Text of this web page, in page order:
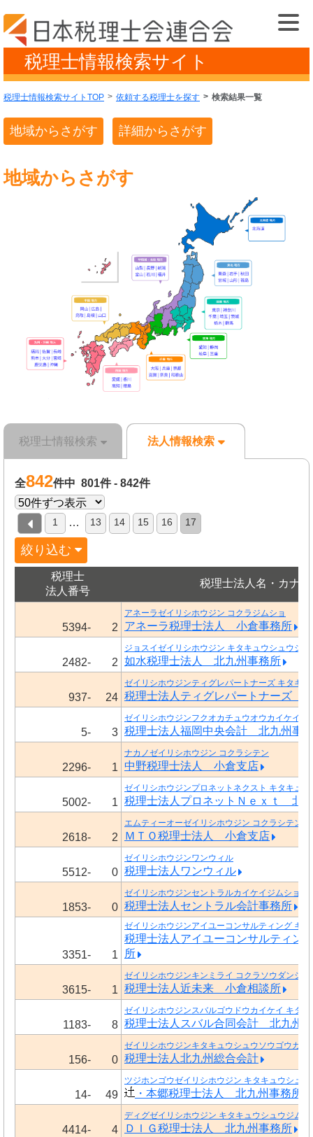
税理士情報検索サイト
税理士情報検索サイトTOP 依頼する税理士を探す 検索結果一覧
地域からさがす 詳細からさがす
地域からさがす
税理士情報検索 法人情報検索
全842件中 801件 - 842件
1 … 13 14 15 16 17
絞り込む
税理士
法人番号
税理士法人名・カナ
5394- 2
アネーラゼイリシホウジン コクラジムショ
アネーラ税理士法人 小倉事務所
2482- 2
ジョスイゼイリシホウジン キタキュウシュウジム
如水税理士法人 北九州事務所
937- 24
ゼイリシホウジンティグレパートナーズ キタキュ
税理士法人ティグレパートナーズ
5- 3
ゼイリシホウジンフクオカチュウオウカイケイ
税理士法人福岡中央会計 北九州事
2296- 1
ナカノゼイリシホウジン コクラシテン
中野税理士法人 小倉支店
5002- 1
ゼイリシホウジンプロネットネクスト キタキュウ
税理士法人プロネットＮｅｘｔ 北
2618- 2
エムティーオーゼイリシホウジン コクラシテン
ＭＴＯ税理士法人 小倉支店
5512- 0
ゼイリシホウジンワンウィル
税理士法人ワンウィル
1853- 0
ゼイリシホウジンセントラルカイケイジムショ
税理士法人セントラル会計事務所
3351- 1
ゼイリシホウジンアイユーコンサルティング キ
税理士法人アイユーコンサルティン
所
3615- 1
ゼイリシホウジンキンミライ コクラソウダンショ
税理士法人近未来 小倉相談所
1183- 8
ゼイリシホウジンスバルゴウドウカイケイ キタキ
税理士法人スバル合同会計 北九州
156- 0
ゼイリシホウジンキタキュウシュウソウゴウカイ
税理士法人北九州総合会計
14- 49
ツジホンゴウゼイリシホウジン キタキュウシュウ
・本郷税理士法人 北九州事務所
4414- 4
ディグゼイリシホウジン キタキュウシュウジムシ
ＤＩＧ税理士法人 北九州事務所